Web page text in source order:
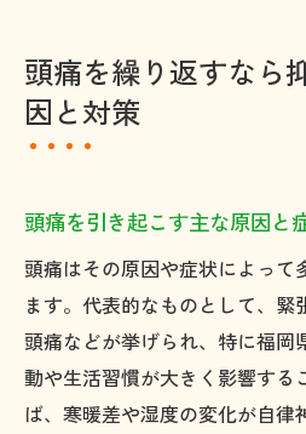
頭痛を繰り返すなら
因と対策
頭痛を引き起こす主な原因と
頭痛はその原因や症状によって
ます。代表的なものとして、
頭痛などが挙げられ、特に福岡
動や生活習慣が大きく影響する
ば、寒暖差や湿度の変化が自律